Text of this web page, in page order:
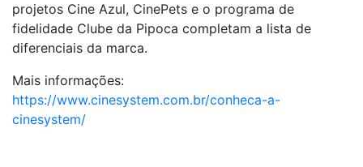
projetos Cine Azul, CinePets e o programa de
fidelidade Clube da Pipoca completam a lista de
diferenciais da marca.
Mais informações:
https://www.cinesystem.com.br/conheca-a-
cinesystem/